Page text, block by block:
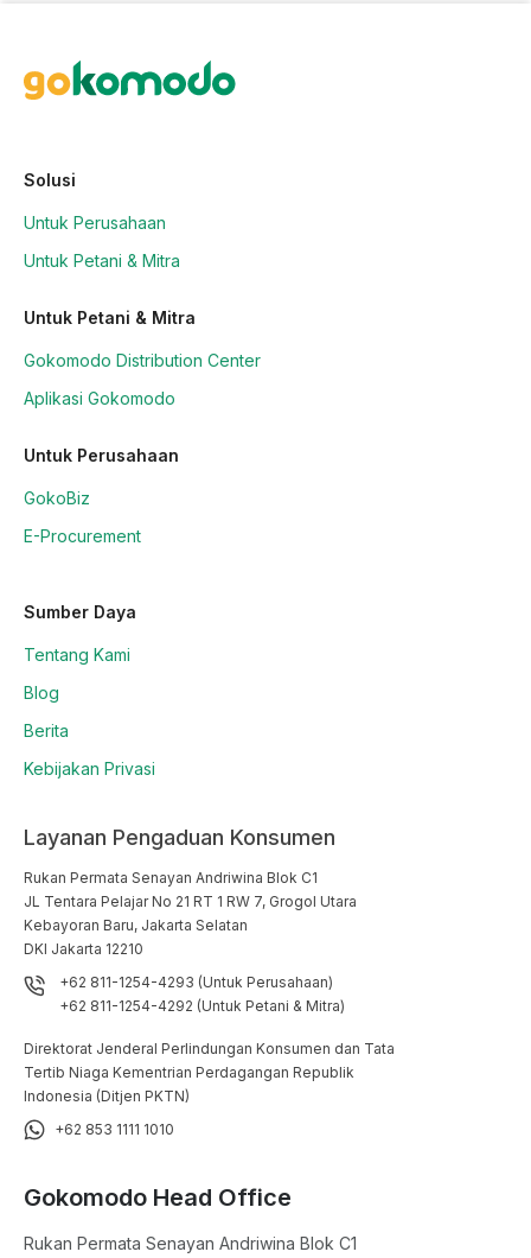
Solusi
Untuk Perusahaan
Untuk Petani & Mitra
Untuk Petani & Mitra
Gokomodo Distribution Center
Aplikasi Gokomodo
Untuk Perusahaan
GokoBiz
E-Procurement
Sumber Daya
Tentang Kami
Blog
Berita
Kebijakan Privasi
Layanan Pengaduan Konsumen
Rukan Permata Senayan Andriwina Blok C1
JL Tentara Pelajar No 21 RT 1 RW 7, Grogol Utara
Kebayoran Baru, Jakarta Selatan
DKI Jakarta 12210
+62 811-1254-4293 (Untuk Perusahaan)
+62 811-1254-4292 (Untuk Petani & Mitra)
Direktorat Jenderal Perlindungan Konsumen dan Tata
Tertib Niaga Kementrian Perdagangan Republik
Indonesia (Ditjen PKTN)
+62 853 1111 1010
Gokomodo Head Office
Rukan Permata Senayan Andriwina Blok C1